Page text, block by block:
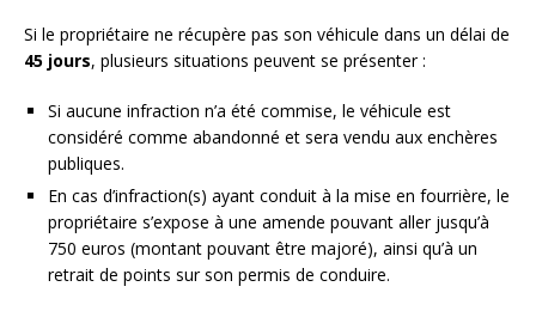
Si le propriétaire ne récupère pas son véhicule dans un délai de
45 jours, plusieurs situations peuvent se présenter :
Si aucune infraction n’a été commise, le véhicule est
considéré comme abandonné et sera vendu aux enchères
publiques.
En cas d’infraction(s) ayant conduit à la mise en fourrière, le
propriétaire s’expose à une amende pouvant aller jusqu’à
750 euros (montant pouvant être majoré), ainsi qu’à un
retrait de points sur son permis de conduire.